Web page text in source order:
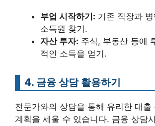
부업 시작하기: 기존 직장과
소득원 찾기.
자산 투자: 주식, 부동산 등에
적인 소득을 얻기.
4. 금융 상담 활용하기
전문가와의 상담을 통해 유리한 대출
계획을 세울 수 있습니다. 금융 상담